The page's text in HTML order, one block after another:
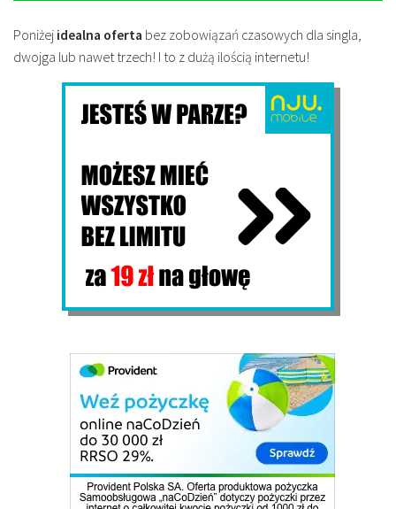
Poniżej idealna oferta bez zobowiązań czasowych dla singla,
dwojga lub nawet trzech! I to z dużą ilością internetu!